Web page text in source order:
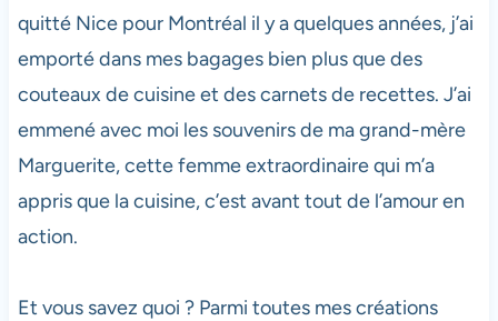
quitté Nice pour Montréal il y a quelques années, j’ai
emporté dans mes bagages bien plus que des
couteaux de cuisine et des carnets de recettes. J’ai
emmené avec moi les souvenirs de ma grand-mère
Marguerite, cette femme extraordinaire qui m’a
appris que la cuisine, c’est avant tout de l’amour en
action.
Et vous savez quoi ? Parmi toutes mes créations